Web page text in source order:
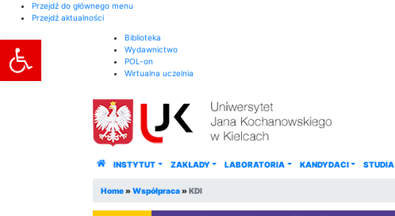
Otwórz pasek narzędzi
Przejdź do głównego menu
Przejdź aktualności
Biblioteka
Wydawnictwo
POL-on
Wirtualna uczelnia
INSTYTUT ZAKŁADY LABORATORIA KANDYDACI STUDIA
Home»Współpraca»KDI